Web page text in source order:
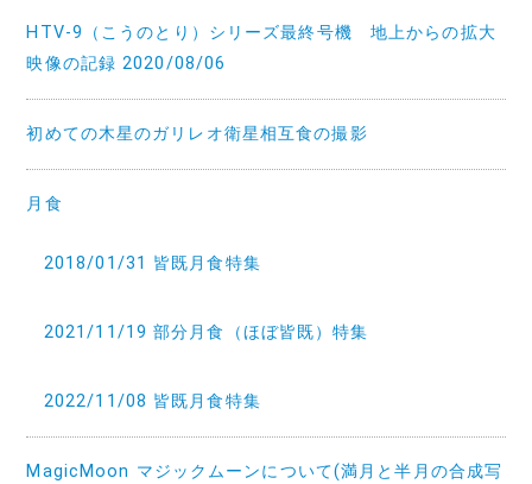
HTV-9（こうのとり）シリーズ最終号機 地上からの拡大
映像の記録 2020/08/06
初めての木星のガリレオ衛星相互食の撮影
月食
2018/01/31 皆既月食特集
2021/11/19 部分月食（ほぼ皆既）特集
2022/11/08 皆既月食特集
MagicMoon マジックムーンについて(満月と半月の合成写